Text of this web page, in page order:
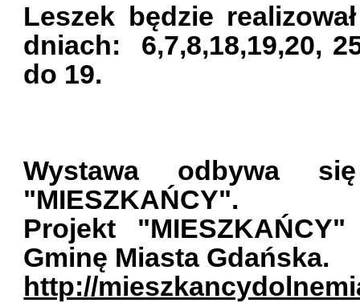
Leszek będzie
dniach:
6,7,8,18,19,20,
do 19.
Wystawa odbywa
"MIESZKAŃCY".
Projekt
Gminę Miasta Gdańska.
http://